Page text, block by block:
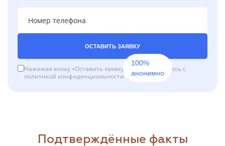
ОСТАВИТЬ ЗАЯВКУ
Нажимая кноку «Оставить заявку», вы соглашаетесь с
политикой конфиденциальности
100%
анонимно
Подтверждённые факты